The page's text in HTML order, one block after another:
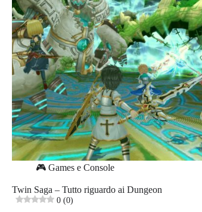
🎮 Games e Console
Twin Saga – Tutto riguardo ai Dungeon
0 (0)